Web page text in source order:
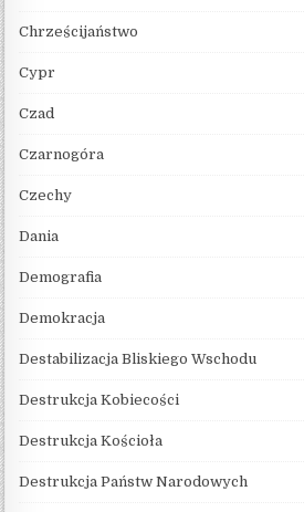
Chrześcijaństwo
Cypr
Czad
Czarnogóra
Czechy
Dania
Demografia
Demokracja
Destabilizacja Bliskiego Wschodu
Destrukcja Kobiecości
Destrukcja Kościoła
Destrukcja Państw Narodowych